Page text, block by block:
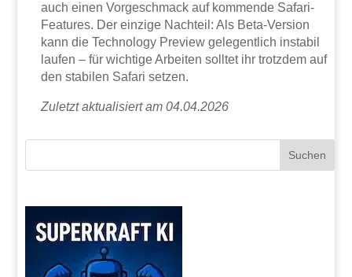
auch einen Vorgeschmack auf kommende Safari-
Features. Der einzige Nachteil: Als Beta-Version
kann die Technology Preview gelegentlich instabil
laufen – für wichtige Arbeiten solltet ihr trotzdem auf
den stabilen Safari setzen.
Zuletzt aktualisiert am 04.04.2026